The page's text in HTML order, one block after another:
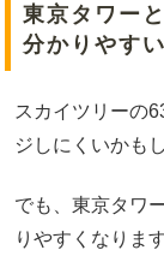
東京タワー
分かりやすい
スカイツリーの
ジしにくいかも
でも、東京タワ
りやすくなります